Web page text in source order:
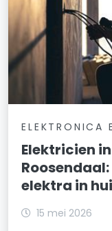
ELEKTRONICA
Elektricien
elektra in
15 mei 2026